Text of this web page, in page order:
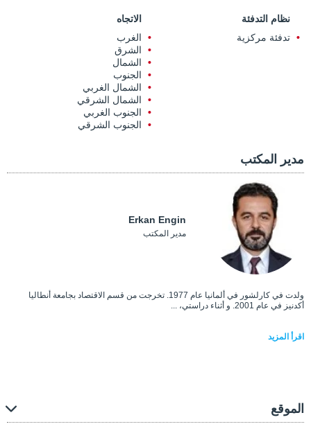
نظام التدفئة
تدفئة مركزية
الاتجاه
الغرب
الشرق
الشمال
الجنوب
الشمال الغربي
الشمال الشرقي
الجنوب الغربي
الجنوب الشرقي
مدير المكتب
Erkan Engin
مدير المكتب
ولدت في كارلشور في ألمانيا عام 1977. تخرجت من قسم الاقتصاد بجامعة أنطاليا
أكدنيز في عام 2001. و أثناء دراستي، ...
اقرأ المزيد
الموقع